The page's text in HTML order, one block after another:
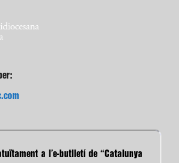
a l’e-butlletí de “Catalunya